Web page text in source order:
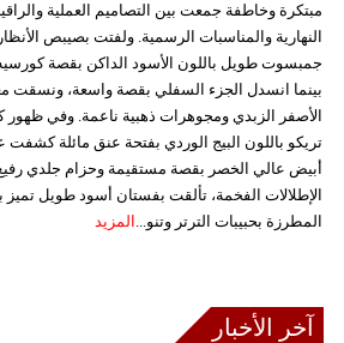
مبتكرة وخاطفة جمعت بين التصاميم العملية
النهارية والمناسبات الرسمية. ولفتت بصيبص
جمبسوت طويل باللون الأسود الداكن بقصة
بينما انسدل الجزء السفلي بقصة واسعة، ونسقت
الأصفر الزبدي ومجوهرات ذهبية ناعمة. وفي ظهور
تريكو باللون البيج الوردي بفتحة عنق مائلة كشفت
أبيض عالي الخصر بقصة مستقيمة وحزام جلدي
الإطلالات الفخمة، تألقت بفستان أسود طويل تميز
المطرزة بحبيبات الترتر وتنو... المزيد
آخر الأخبار